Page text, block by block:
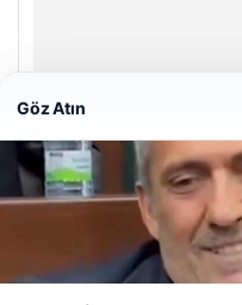
28/04/2026
Web sitemizi nasıl
deneyiminizi
Göz Atın